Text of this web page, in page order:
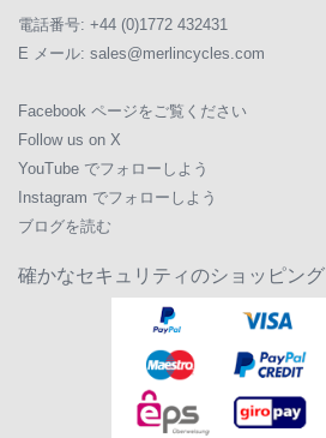
電話番号: +44 (0)1772 432431
E メール: sales@merlincycles.com
Facebook ページをご覧ください
Follow us on X
YouTube でフォローしよう
Instagram でフォローしよう
ブログを読む
確かなセキュリティのショッピング